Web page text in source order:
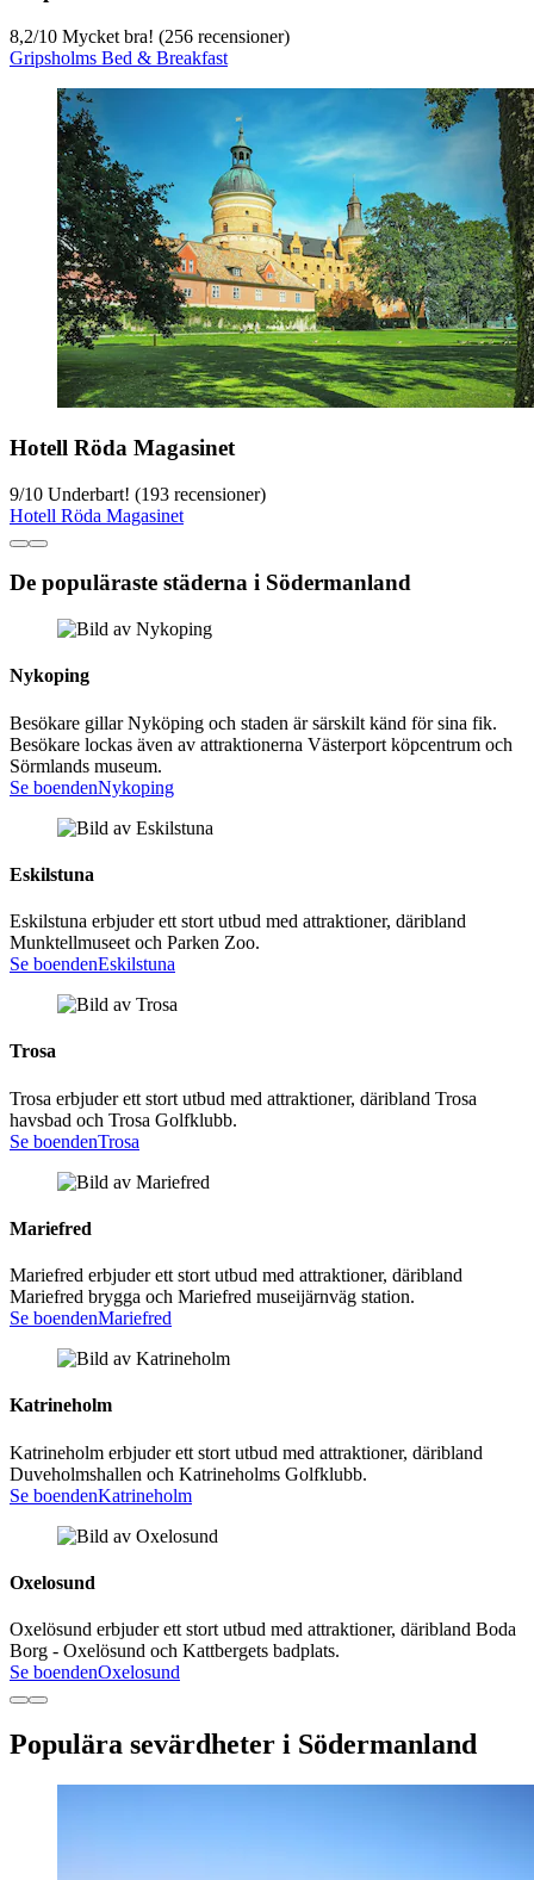
8,2/10 Mycket bra! (256 recensioner)
Gripsholms Bed & Breakfast
Hotell Röda Magasinet
9/10 Underbart! (193 recensioner)
Hotell Röda Magasinet
De populäraste städerna i Södermanland
Nykoping
Besökare gillar Nyköping och staden är särskilt känd för sina fik.
Besökare lockas även av attraktionerna Västerport köpcentrum och
Sörmlands museum.
Se boendenNykoping
Eskilstuna
Eskilstuna erbjuder ett stort utbud med attraktioner, däribland
Munktellmuseet och Parken Zoo.
Se boendenEskilstuna
Trosa
Trosa erbjuder ett stort utbud med attraktioner, däribland Trosa
havsbad och Trosa Golfklubb.
Se boendenTrosa
Mariefred
Mariefred erbjuder ett stort utbud med attraktioner, däribland
Mariefred brygga och Mariefred museijärnväg station.
Se boendenMariefred
Katrineholm
Katrineholm erbjuder ett stort utbud med attraktioner, däribland
Duveholmshallen och Katrineholms Golfklubb.
Se boendenKatrineholm
Oxelosund
Oxelösund erbjuder ett stort utbud med attraktioner, däribland Boda
Borg - Oxelösund och Kattbergets badplats.
Se boendenOxelosund
Populära sevärdheter i Södermanland